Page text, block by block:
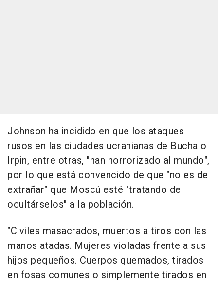
Johnson ha incidido en que los ataques
rusos en las ciudades ucranianas de Bucha o
Irpin, entre otras, "han horrorizado al mundo",
por lo que está convencido de que "no es de
extrañar" que Moscú esté "tratando de
ocultárselos" a la población.
"Civiles masacrados, muertos a tiros con las
manos atadas. Mujeres violadas frente a sus
hijos pequeños. Cuerpos quemados, tirados
en fosas comunes o simplemente tirados en